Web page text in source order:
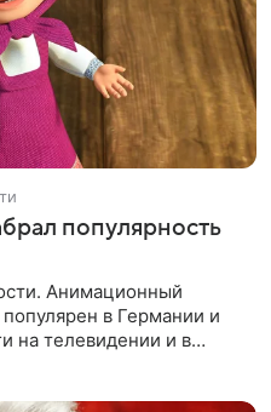
популярность
Анимационный
в Германии и
на телевидении и в